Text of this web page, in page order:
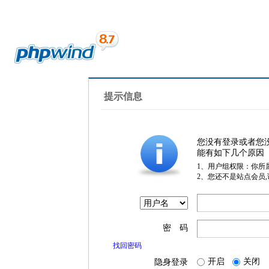
提示信息
您没有登录或者您
能有如下几个原因
1、用户组权限：你所
2、您还不是站点会员
密 码
找回密码
隐身登录 开启 关闭